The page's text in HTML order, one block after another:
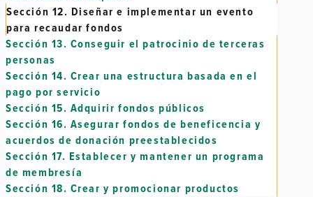
Sección 12. Diseñar e implementar un evento
para recaudar fondos
Sección 13. Conseguir el patrocinio de terceras
personas
Sección 14. Crear una estructura basada en el
pago por servicio
Sección 15. Adquirir fondos públicos
Sección 16. Asegurar fondos de beneficencia y
acuerdos de donación preestablecidos
Sección 17. Establecer y mantener un programa
de membresía
Sección 18. Crear y promocionar productos